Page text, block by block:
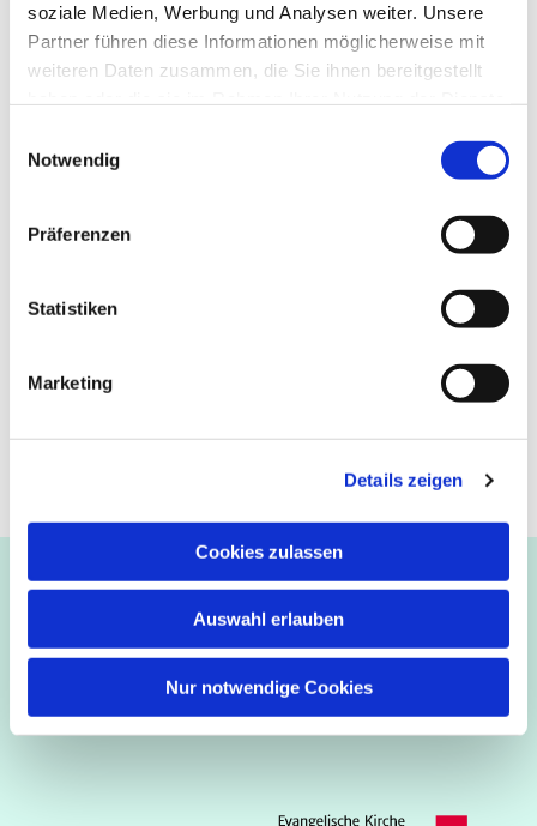
soziale Medien, Werbung und Analysen weiter. Unsere
Partner führen diese Informationen möglicherweise mit
weiteren Daten zusammen, die Sie ihnen bereitgestellt
Notwendig
Präferenzen
Statistiken
Marketing
Details zeigen
Cookies zulassen
Auswahl erlauben
Nur notwendige Cookies
Ev.-luth. Kirchengemeinde Paderborn
Bastfelder Weg 30 - 33098 Paderborn
Martin-Luther–Markus–Matthäus
Johannes–Lukas